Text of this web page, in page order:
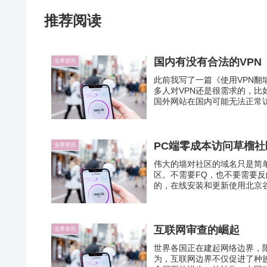
推荐阅读
业界资讯 国内有没有合法的VPN
此前我写了一篇《使用VPN
多人对VPN还是很需求的，比
国外网站在国内可能无法正
业界资讯 PC端零成本访问草榴
伟大的墙对社区的域名只是简
区。不需要FQ，也不要需要
的，在线安装和更新使用北京
业界资讯 互联网审查的崛起
世界各国正在建起网络边界，
为，互联网边界不仅促进了种